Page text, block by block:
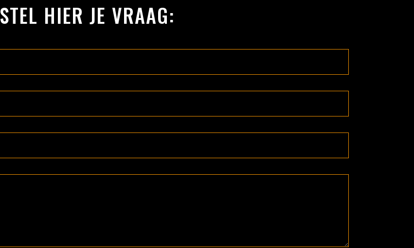
STEL HIER JE VRAAG: